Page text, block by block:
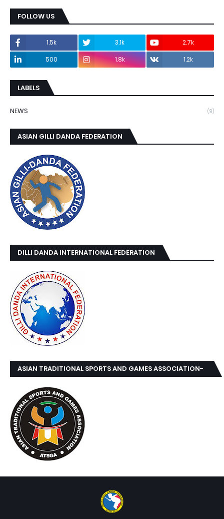
FOLLOW US
1.5k 3.1k
2.7k
500
1.8k 1.2k
LABELS
NEWS (9)
ASIAN GILLI DANDA FEDERATION
DILLI DANDA INTERNATIONAL FEDERATION
ASIAN TRADITIONAL SPORTS AND GAMES ASSOCIATION-